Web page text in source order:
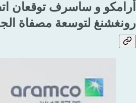
أرامكو و ساسرف توقعان
رونغشنغ لتوسعة مصفاة